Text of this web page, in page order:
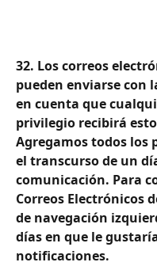
32. Los correos
pueden enviarse con
en cuenta que
privilegio recibirá
Agregamos todos los
el transcurso de un
comunicación. Para
Correos Electrónicos
de navegación
días en que le
notificaciones.